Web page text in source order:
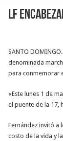
LF
SANTO
denominada
para conmemorar
«Este lunes 1 de
el puente de la 17,
Fernández invitó a
costo de la vida y